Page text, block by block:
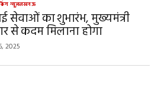
न्यूज़लखनऊ
सेवाओं का शुभारंभ, मुख्यमंत्री
से कदम मिलाना होगा
2025